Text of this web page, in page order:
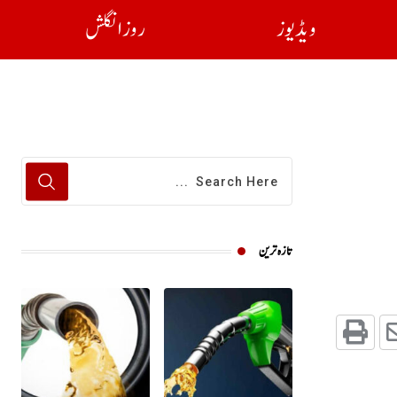
ویڈیوز روز انگلش
تازہ ترین